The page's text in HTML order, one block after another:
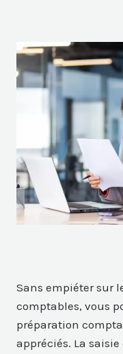
Sans empiéter sur
comptables, vous
préparation
appréciés. La